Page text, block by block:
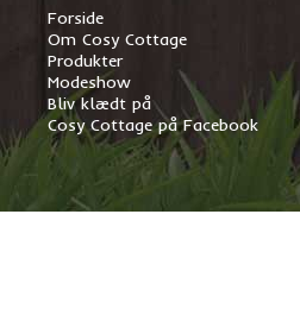
Forside
Om Cosy Cottage
Produkter
Modeshow
Bliv klædt på
Cosy Cottage på Facebook